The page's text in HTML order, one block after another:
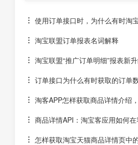
使用订单接口时，为什么有时淘
淘宝联盟订单报表名词解释
淘宝联盟“推广订单明细”报表新
订单接口为什么有时获取的订单
淘客APP怎样获取商品详情介绍
商品详情API：淘宝客应用如何
怎样获取淘宝天猫商品详情页中